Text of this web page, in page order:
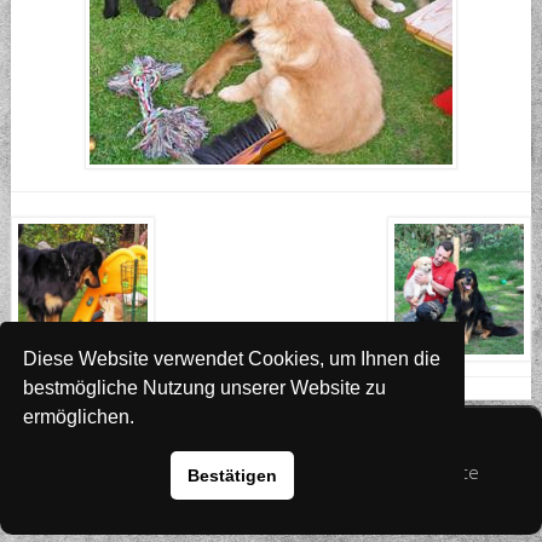
Website
© 2026 Australian Shepherd - Hovawart - Zuchtstätte
von Altwartenburg
Diese Website verwendet Cookies, um Ihnen die
bestmögliche Nutzung unserer Website zu
ermöglichen.
Bestätigen